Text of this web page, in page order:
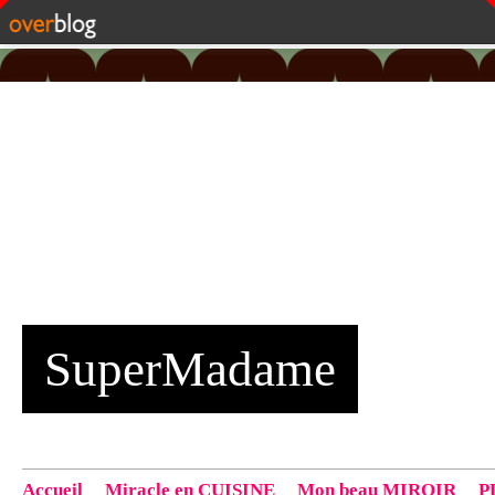
SuperMadame
Accueil Miracle en CUISINE Mon beau MIROIR